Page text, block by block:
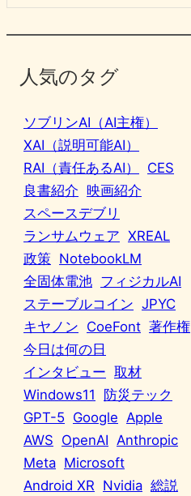
人気のタグ
ソブリンAI（AI主権）
XAI（説明可能AI）
RAI（責任あるAI）
CES
良書紹介 映画紹介
スペースデブリ
ランサムウェア XREAL
政策 NotebookLM
全固体電池 フィジカルAI
ステーブルコイン JPYC
キヤノン CoeFont 著作権
今日は何の日
インタビュー 取材
Windows11
防災テック
GPT-5 Google Apple
AWS OpenAI Anthropic
Meta Microsoft
Android XR Nvidia 総説